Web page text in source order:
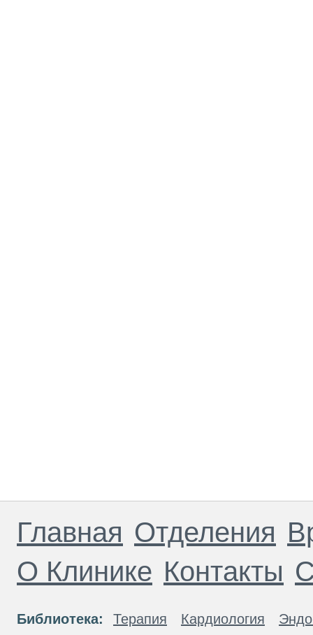
Главная Отделения
О Клинике Контакты
Библиотека: Терапия Кардиология